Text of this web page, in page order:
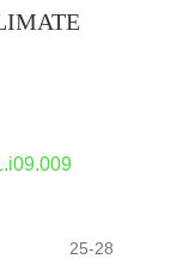
25-28